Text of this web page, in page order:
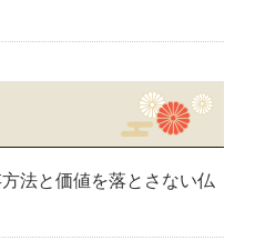
法と価値を落とさない仏